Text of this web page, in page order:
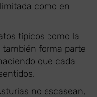
como en
típicos como la
también forma parte
que cada
no escasean,